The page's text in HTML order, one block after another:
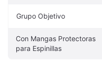
Grupo Objetivo
Con Mangas Protectoras
para Espinillas